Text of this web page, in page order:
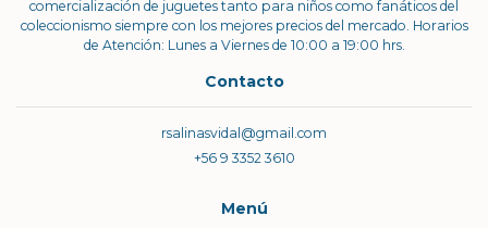
comercialización de juguetes tanto para niños como fanáticos del
coleccionismo siempre con los mejores precios del mercado. Horarios
de Atención: Lunes a Viernes de 10:00 a 19:00 hrs.
Contacto
rsalinasvidal@gmail.com
+56 9 3352 3610
Menú